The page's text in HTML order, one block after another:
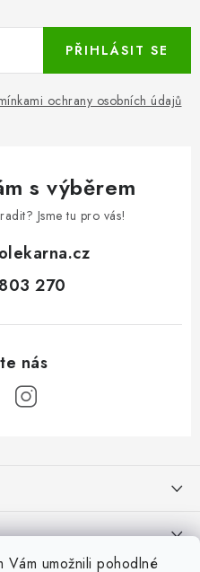
Vám umožnili pohodlné
ochrany osobních údajů
PŘIHLÁSIT SE
s výběrem
Jsme tu pro vás!
270
studie?